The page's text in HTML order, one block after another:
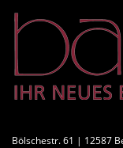
Inhalt
springen
Bölschestr. 61 | 12587